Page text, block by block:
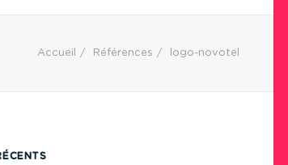
Accueil Références logo-novotel